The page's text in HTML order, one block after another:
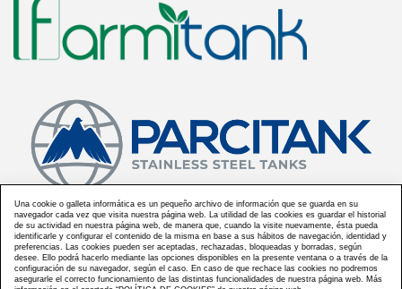
AV. HERMANOS PARRA 1, P.I. MIGUEL JEREZ02600,
VILLARROBLEDO (ALBACETE) - ESPAÑA
Phone:967140855Fax:967145875
Una cookie o galleta informática es un pequeño archivo de información que se guarda en su
navegador cada vez que visita nuestra página web. La utilidad de las cookies es guardar el historial
de su actividad en nuestra página web, de manera que, cuando la visite nuevamente, ésta pueda
identificarle y configurar el contenido de la misma en base a sus hábitos de navegación, identidad y
preferencias. Las cookies pueden ser aceptadas, rechazadas, bloqueadas y borradas, según
desee. Ello podrá hacerlo mediante las opciones disponibles en la presente ventana o a través de la
configuración de su navegador, según el caso. En caso de que rechace las cookies no podremos
asegurarle el correcto funcionamiento de las distintas funcionalidades de nuestra página web. Más